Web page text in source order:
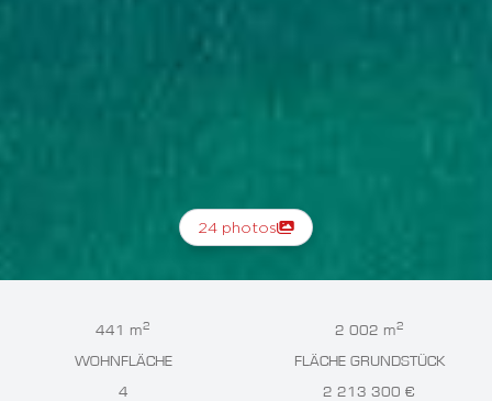
24 photos
441 m2
WOHNFLÄCHE
2 002 m2
FLÄCHE GRUNDSTÜCK
4
2 213 300 €